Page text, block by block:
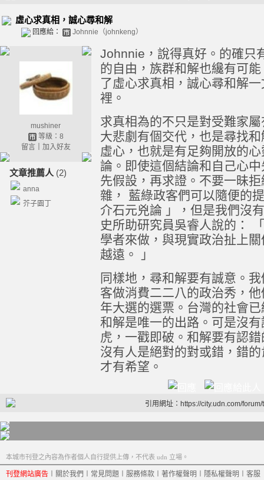
虛心求真相，誠心尋和解
回應給： Johnnie（johnkeng）
mushiner
等級：8
留言｜ 加入好友
文章推薦人 (2)
anna
芥子園丁
Johnnie，說得真好。的確只
的自由，族群和解也纔有可
了虛心求真相，誠心尋和解
裡。
求真相為的不只是對受難家
大悲劇有個交代，也是尋找
虛心，也就是有足夠開放的
論。即使這個結論和自己心
先假設，再求證。不要一昧
雜， 藍綠政客們可以隨便的
介石元兇論 」，但是我們沒
史所助研究員吳睿人說的：
學者來做，與現實政治扯上
越遠。 」
同樣地，尋和解要有誠意。
客做消費二二八的政治秀，
年大選的選票。台灣的社會
和解是唯一的出路。可是沒
虎，一戳即破。和解要有認
沒有人是絕對的對或錯，錯
才有希望。
引用網址：https://city.udn.com/
本城市刊登之內容為作者個人自行提供上傳，不代表 udn 立場。
刊登網站廣告 關於我們 常見問題 服務條款 著作權聲明 隱私權聲明 客服